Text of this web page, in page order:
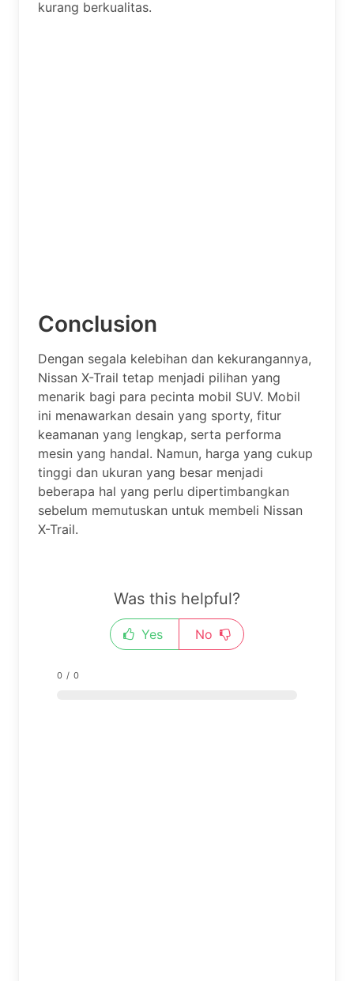
kurang berkualitas.
Conclusion
Dengan segala kelebihan dan kekurangannya,
Nissan X-Trail tetap menjadi pilihan yang
menarik bagi para pecinta mobil SUV. Mobil
ini menawarkan desain yang sporty, fitur
keamanan yang lengkap, serta performa
mesin yang handal. Namun, harga yang cukup
tinggi dan ukuran yang besar menjadi
beberapa hal yang perlu dipertimbangkan
sebelum memutuskan untuk membeli Nissan
X-Trail.
Was this helpful?
Yes No
0 / 0